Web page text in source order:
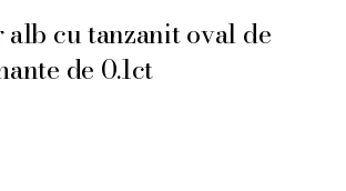
cu tanzanit oval de
de 0.1ct